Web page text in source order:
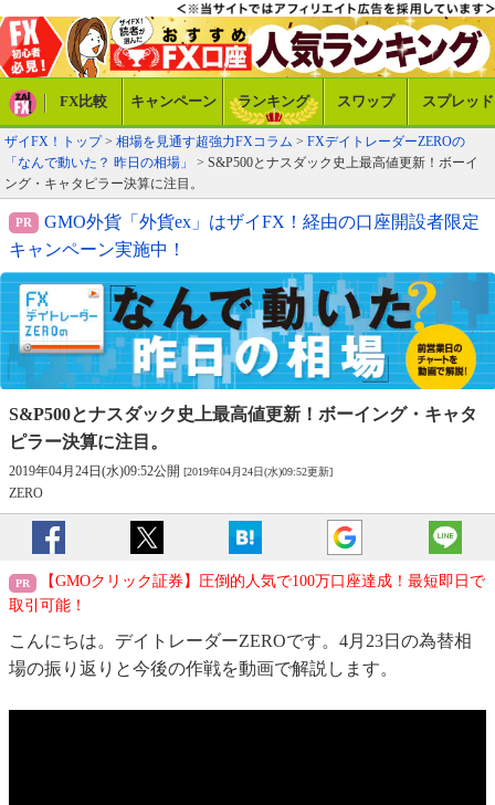
FX比較 キャンペーン ランキング スワップ スプレッド
ザイFX！トップ> 相場を見通す超強力FXコラム > FXデイトレーダーZEROの
「なんで動いた？ 昨日の相場」
> S&P500とナスダック史上最高値更新！ボーイ
ング・キャタピラー決算に注目。
GMO外貨「外貨ex」はザイFX！経由の口座開設者限定
キャンペーン実施中！
S&P500とナスダック史上最高値更新！ ボーイング・キャタ
ピラー決算に注目。
2019年04月24日(水)09:52公開 [2019年04月24日(水)09:52更新]
ZERO
【GMOクリック証券】圧倒的人気で100万口座達成！最短即日で
取引可能！
こんにちは。デイトレーダーZEROです。4月23日の為替相
場の振り返りと今後の作戦を動画で解説します。